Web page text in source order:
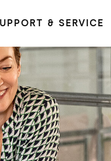
& SERVICE